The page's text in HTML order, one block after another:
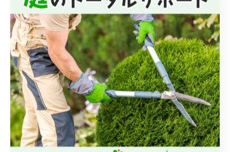
2026/05/07
こんばんは🌆いなお造園です❗️
2026/04/15
こんばんは🌆いなお造園です❗️
タグ Tags